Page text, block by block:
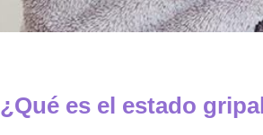
¿Qué es el estado